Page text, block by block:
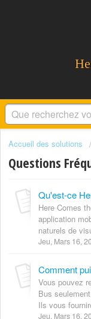
Accueil des solutions
Questions
Qu'est-ce
Here Comes
application
naturels de
Jeu, Mars 16,
Vous pouvez
Bus
Ils vous
Jeu, Mars 16,